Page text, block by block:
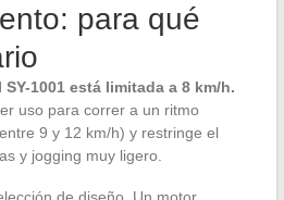
para qué
1001 está limitada a 8 km/h.
uso para correr a un ritmo
9 y 12 km/h) y restringe el
y jogging muy ligero.